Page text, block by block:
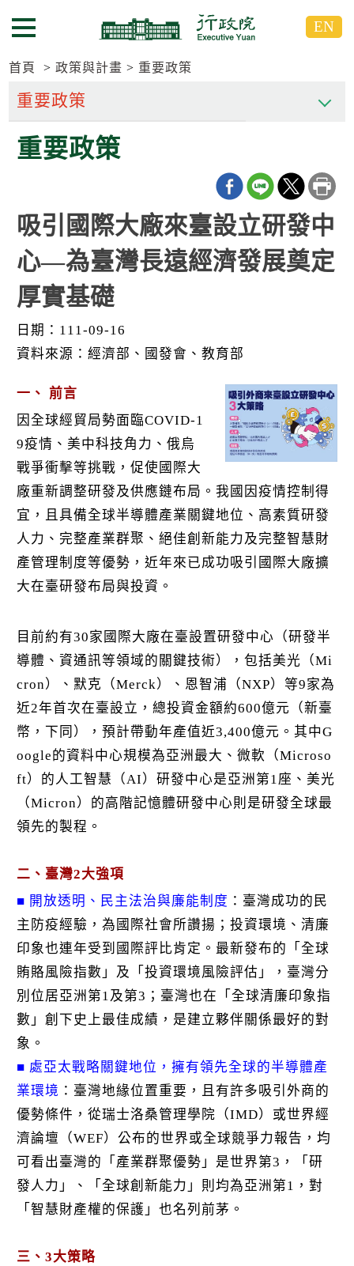
到
要
區
到
要
區
選單按鈕 EN
首頁 政策與計畫 重要政策
重要政策
吸引國際大廠來臺設立研發中
心—為臺灣長遠經濟發展奠定
厚實基礎
日期：111-09-16
資料來源：經濟部、國發會、教育部
一、 前言
因全球經貿局勢面臨COVID-1
9疫情、美中科技角力、俄烏
戰爭衝擊等挑戰，促使國際大
廠重新調整研發及供應鏈布局。我國因疫情控制得
宜，且具備全球半導體產業關鍵地位、高素質研發
人力、完整產業群聚、絕佳創新能力及完整智慧財
產管理制度等優勢，近年來已成功吸引國際大廠擴
大在臺研發布局與投資。
目前約有30家國際大廠在臺設置研發中心（研發半
導體、資通訊等領域的關鍵技術），包括美光（Mi
cron）、默克（Merck）、恩智浦（NXP）等9家為
近2年首次在臺設立，總投資金額約600億元（新臺
幣，下同），預計帶動年產值近3,400億元。其中G
oogle的資料中心規模為亞洲最大、微軟（Microso
ft）的人工智慧（AI）研發中心是亞洲第1座、美光
（Micron）的高階記憶體研發中心則是研發全球最
領先的製程。
二、臺灣2大強項
■ 開放透明、民主法治與廉能制度 ：臺灣成功的民
主防疫經驗，為國際社會所讚揚；投資環境、清廉
印象也連年受到國際評比肯定。最新發布的「全球
賄賂風險指數」及「投資環境風險評估」，臺灣分
別位居亞洲第1及第3；臺灣也在「全球清廉印象指
數」創下史上最佳成績，是建立夥伴關係最好的對
象。
■ 處亞太戰略關鍵地位，擁有領先全球的半導體產
業環境 ：臺灣地緣位置重要，且有許多吸引外商的
優勢條件，從瑞士洛桑管理學院（IMD）或世界經
濟論壇（WEF）公布的世界或全球競爭力報告，均
可看出臺灣的「產業群聚優勢」是世界第3，「研
發人力」、「全球創新能力」則均為亞洲第1，對
「智慧財產權的保護」也名列前茅。
三、3大策略